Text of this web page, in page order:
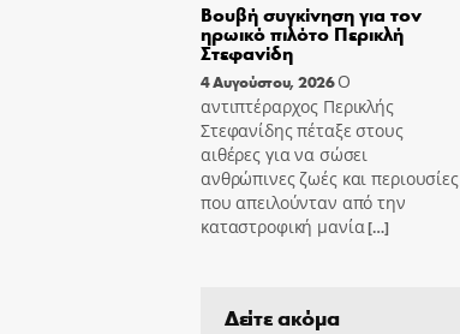
Βουβή συγκίνηση για τον
ηρωικό πιλότο Περικλή
Στεφανίδη
4 Αυγούστου, 2026Ο
αντιπτέραρχος Περικλής
Στεφανίδης πέταξε στους
αιθέρες για να σώσει
ανθρώπινες ζωές και περιουσίες
που απειλούνταν από την
καταστροφική μανία[…]
Δείτε ακόμα